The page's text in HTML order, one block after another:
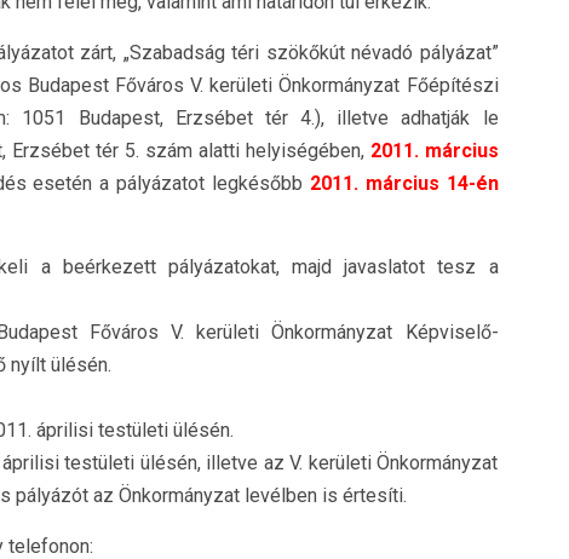
zárt, „Szabadság téri szökőkút névadó pályázat”
Budapest Főváros V. kerületi Önkormányzat Főépítészi
1051 Budapest, Erzsébet tér 4.), illetve adhatják le
tér 5. szám alatti helyiségében, 2011. március
esetén a pályázatot legkésőbb 2011. március 14-én
a beérkezett pályázatokat, majd javaslatot tesz a
Főváros V. kerületi Önkormányzat Képviselő-
nyílt ülésén.
áprilisi testületi ülésén.
testületi ülésén, illetve az V. kerületi Önkormányzat
pályázót az Önkormányzat levélben is értesíti.
telefonon: